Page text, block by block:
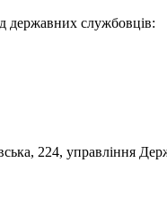
державних службовців:
224, управління